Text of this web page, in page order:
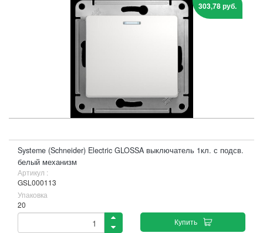
303,78 руб.
Systeme (Schneider) Electric GLOSSA выключатель 1кл. с подсв.
белый механизм
Артикул :
GSL000113
Упаковка
20
Купить